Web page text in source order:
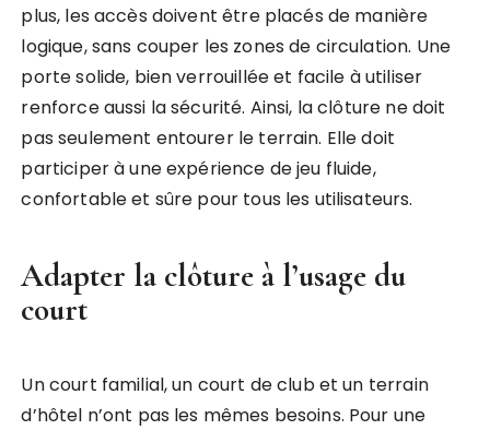
plus, les accès doivent être placés de manière
logique, sans couper les zones de circulation. Une
porte solide, bien verrouillée et facile à utiliser
renforce aussi la sécurité. Ainsi, la clôture ne doit
pas seulement entourer le terrain. Elle doit
participer à une expérience de jeu fluide,
confortable et sûre pour tous les utilisateurs.
Adapter la clôture à l’usage du
court
Un court familial, un court de club et un terrain
d’hôtel n’ont pas les mêmes besoins. Pour une